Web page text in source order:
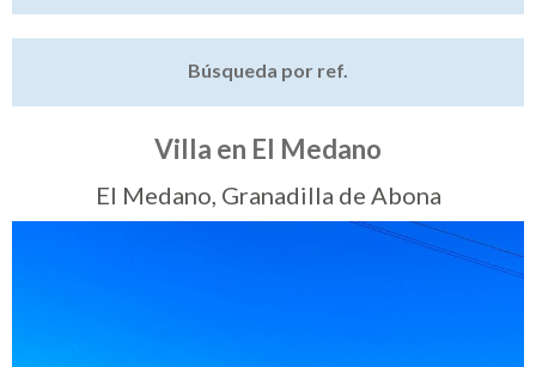
Vender mi propiedad
Cartera
Búsqueda por ref.
Villa en El Medano
El Medano, Granadilla de Abona